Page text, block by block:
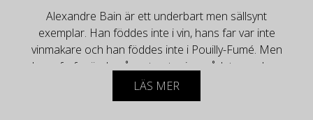
Alexandre Bain är ett underbart men sällsynt
exemplar. Han föddes inte i vin, hans far var inte
vinmakare och han föddes inte i Pouilly-Fumé. Men
hans farfar ägde några tomter i området, som han
hade köpt som en hyresinvestering.
LÄS MER